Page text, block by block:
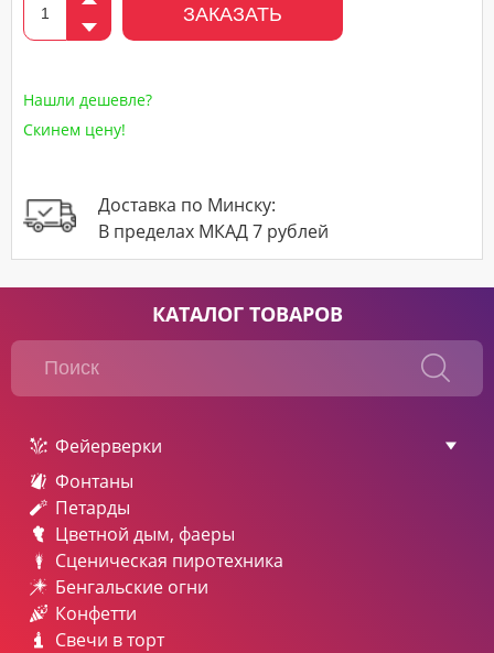
ЗАКАЗАТЬ
Нашли дешевле?
Скинем цену!
Доставка по Минску:
В пределах МКАД 7 рублей
КАТАЛОГ ТОВАРОВ
Фейерверки
Фонтаны
Петарды
Цветной дым, фаеры
Сценическая пиротехника
Бенгальские огни
Конфетти
Свечи в торт